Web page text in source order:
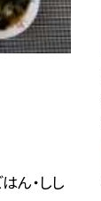
ん・しし